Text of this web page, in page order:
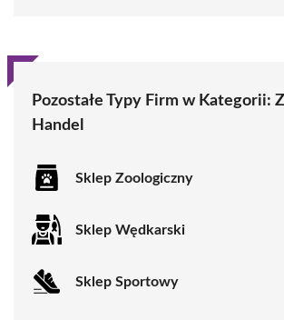
Pozostałe Typy Firm w Kategorii:
Handel
Sklep Zoologiczny
Sklep Wędkarski
Sklep Sportowy